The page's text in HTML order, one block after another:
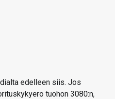
edelleen siis. Jos
tuohon 3080:n,